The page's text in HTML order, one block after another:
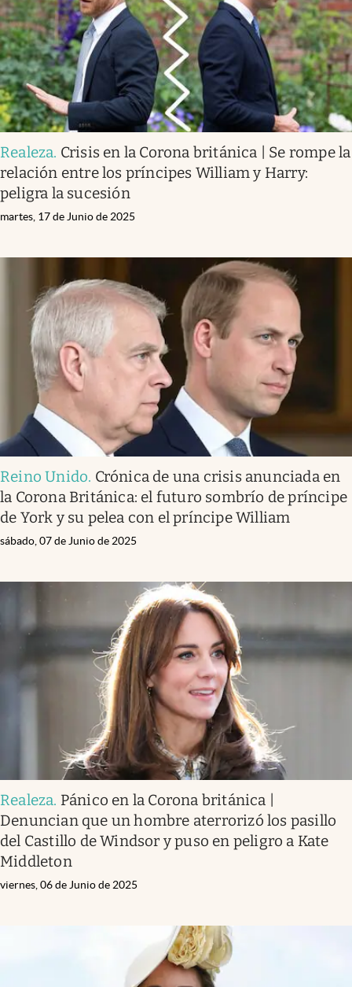
Realeza. Crisis en la Corona británica | Se rompe la
relación entre los príncipes William y Harry:
peligra la sucesión
martes, 17 de Junio de 2025
Reino Unido. Crónica de una crisis anunciada en
la Corona Británica: el futuro sombrío de príncipe
de York y su pelea con el príncipe William
sábado, 07 de Junio de 2025
Realeza. Pánico en la Corona británica |
Denuncian que un hombre aterrorizó los pasillo
del Castillo de Windsor y puso en peligro a Kate
Middleton
viernes, 06 de Junio de 2025